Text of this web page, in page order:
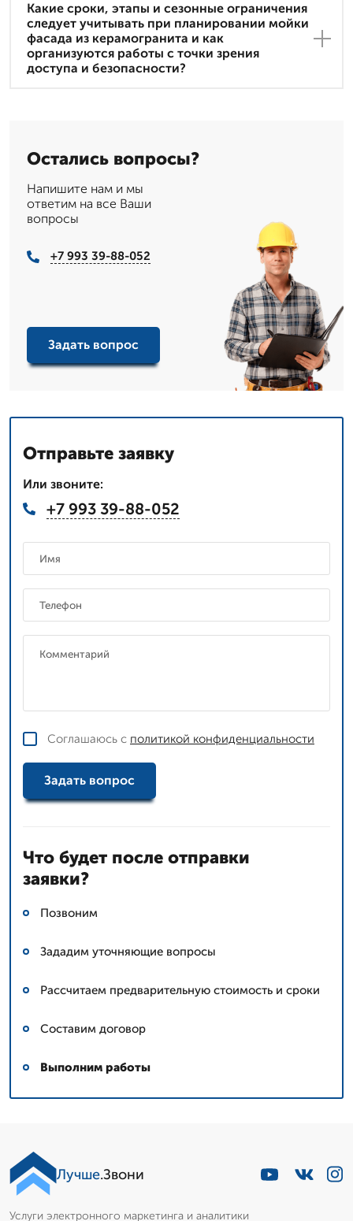
Какие сроки, этапы и сезонные ограничения
следует учитывать при планировании мойки
фасада из керамогранита и как
организуются работы с точки зрения
доступа и безопасности?
Остались вопросы?
Напишите нам и мы
ответим на все Ваши
вопросы
+7 993 39-88-052
Задать вопрос
Отправьте заявку
Или звоните:
+7 993 39-88-052
Соглашаюсь с политикой конфиденциальности
Задать вопрос
Что будет после отправки
заявки?
Позвоним
Зададим уточняющие вопросы
Рассчитаем предварительную стоимость и сроки
Составим договор
Выполним работы
Лучше.Звони
Услуги электронного маркетинга и аналитики